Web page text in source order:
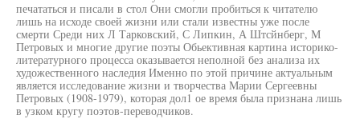
печататься и писали в стол Они смогли пробиться к читателю
лишь на исходе своей жизни или стали известны уже после
смерти Среди них Л Тарковский, С Липкин, А Штсйнберг, М
Петровых и многие другие поэты Обьективная картина историко-
литературного процесса оказывается неполной без анализа их
художественного наследия Именно по этой причине актуальным
является исследование жизни и творчества Марии Сергеевны
Петровых (1908-1979), которая дол1 ое время была признана лишь
в узком кругу поэтов-переводчиков.